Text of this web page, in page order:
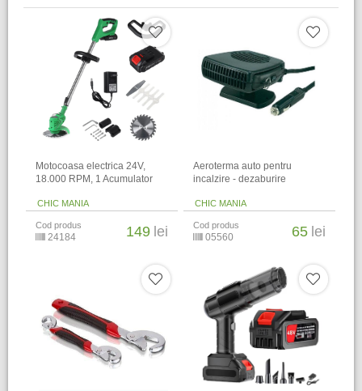
Motocoasa electrica 24V,
18.000 RPM, 1 Acumulator
CHIC MANIA
Cod produs
24184 149 lei
Aeroterma auto pentru
incalzire - dezaburire
CHIC MANIA
Cod produs
05560 65 lei